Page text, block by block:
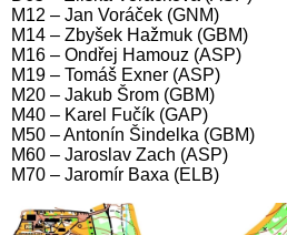
M12 – Jan Voráček (GNM)
M14 – Zbyšek Hažmuk (GBM)
M16 – Ondřej Hamouz (ASP)
M19 – Tomáš Exner (ASP)
M20 – Jakub Šrom (GBM)
M40 – Karel Fučík (GAP)
M50 – Antonín Šindelka (GBM)
M60 – Jaroslav Zach (ASP)
M70 – Jaromír Baxa (ELB)